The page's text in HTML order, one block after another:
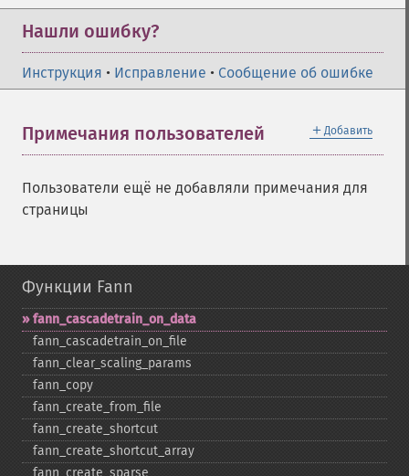
Нашли ошибку?
Инструкция • Исправление • Сообщение об ошибке
＋ Добавить
Примечания пользователей
Пользователи ещё не добавляли примечания для
страницы
Функции Fann
fann_​cascadetrain_​on_​data
fann_​cascadetrain_​on_​file
fann_​clear_​scaling_​params
fann_​copy
fann_​create_​from_​file
fann_​create_​shortcut
fann_​create_​shortcut_​array
fann_​create_​sparse